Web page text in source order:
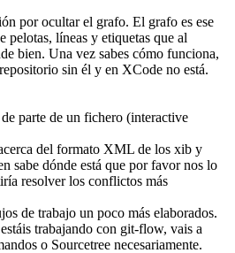
por ocultar el grafo. El grafo es ese
líneas y etiquetas que al
bien. Una vez sabes cómo funciona,
sin él y en XCode no está.
parte de un fichero (interactive
del formato XML de los xib y
sabe dónde está que por favor nos lo
resolver los conflictos más
de trabajo un poco más elaborados.
trabajando con git-flow, vais a
o Sourcetree necesariamente.